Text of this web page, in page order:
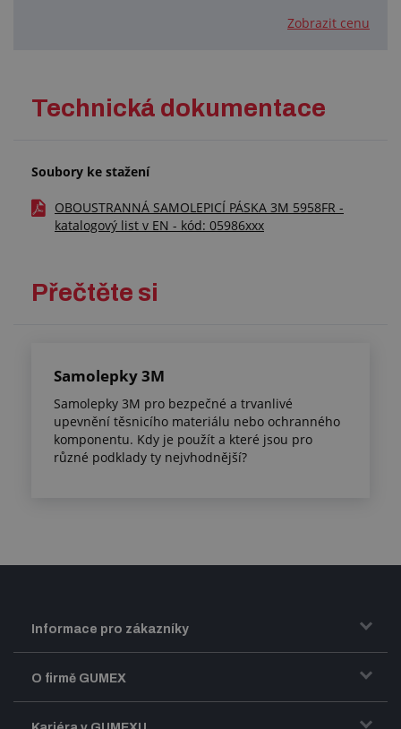
Zobrazit cenu
Technická dokumentace
Soubory ke stažení
OBOUSTRANNÁ SAMOLEPICÍ PÁSKA 3M 5958FR -
katalogový list v EN - kód: 05986xxx
Přečtěte si
Samolepky 3M
Samolepky 3M pro bezpečné a trvanlivé
upevnění těsnicího materiálu nebo ochranného
komponentu. Kdy je použít a které jsou pro
různé podklady ty nejvhodnější?
Informace pro zákazníky
Doprava a zasílání zboží
Obchodní podmínky
O firmě GUMEX
Představení firmy GUMEX